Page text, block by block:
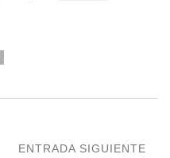
ENTRADA SIGUIENTE